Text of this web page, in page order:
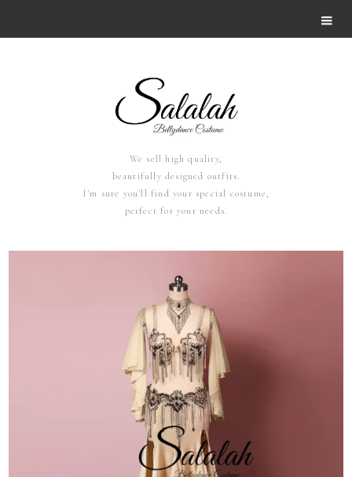
We sell high quality,
beautifully designed outfits.
I'm sure you'll find your special costume,
perfect for your needs.